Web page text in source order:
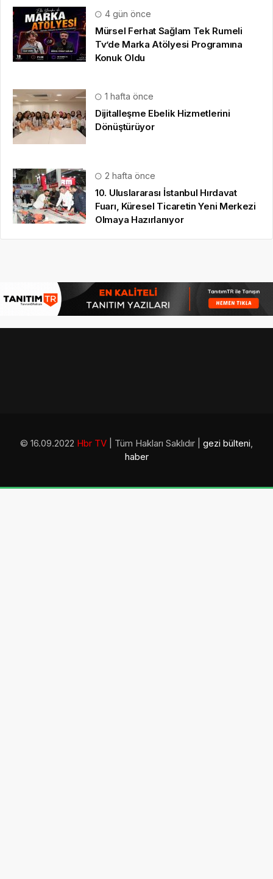
4 gün önce
Mürsel Ferhat Sağlam Tek Rumeli
Tv’de Marka Atölyesi Programına
Konuk Oldu
1 hafta önce
Dijitalleşme Ebelik Hizmetlerini
Dönüştürüyor
2 hafta önce
10. Uluslararası İstanbul Hırdavat
Fuarı, Küresel Ticaretin Yeni Merkezi
Olmaya Hazırlanıyor
© 16.09.2022 Hbr TV | Tüm Hakları Saklıdır | gezi bülteni,
haber